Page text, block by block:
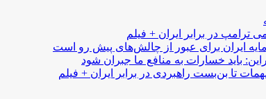
ترامپ در برابر ایران + فیلم
ایران برای عبور از چالش‌های پیش رو است
باید خسارات به منافع ما جبران شود
تا بن‌بست راهبردی در برابر ایران + فیلم